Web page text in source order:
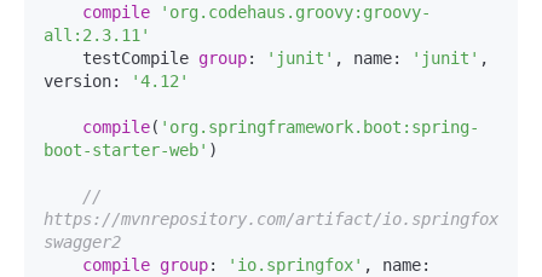
compile
'org.codehaus.groovy:groovy-
all:2.3.11'
    testCompile
group: 'junit' , name: 'junit' ,
version:
'4.12'
compile( 'org.springframework.boot:spring-
boot-starter-web' )
//
https://mvnrepository.com/artifact/io.springfox/
swagger2
compile group: 'io.springfox'